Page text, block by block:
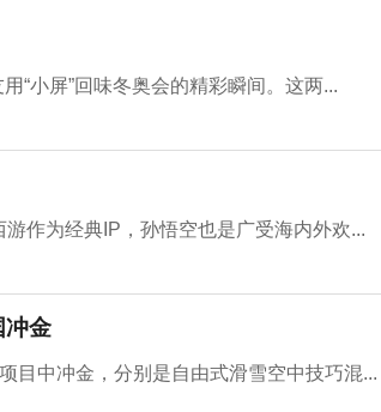
“小屏”回味冬奥会的精彩瞬间。这两...
作为经典IP，孙悟空也是广受海内外欢...
冲金
目中冲金，分别是自由式滑雪空中技巧混...